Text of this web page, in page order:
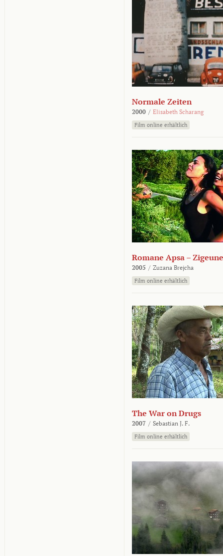
Normale Zeiten
2000 / Elisabeth Scharang
Film online erhältlich
Romane Apsa –
2005 / Zuzana Brejcha
Film online erhältlich
The War on Drugs
2007 / Sebastian J. F.
Film online erhältlich